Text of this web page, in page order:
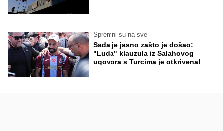
Spremni su na sve
Sada je jasno zašto je došao:
"Luda" klauzula iz Salahovog
ugovora s Turcima je otkrivena!